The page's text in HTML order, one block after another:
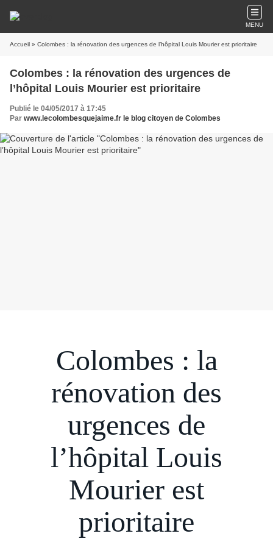
MENU
Accueil » Colombes : la rénovation des urgences de l’hôpital Louis Mourier est prioritaire
Colombes : la rénovation des urgences de
l’hôpital Louis Mourier est prioritaire
Publié le 04/05/2017 à 17:45
Par www.lecolombesquejaime.fr le blog citoyen de Colombes
Colombes : la
rénovation des
urgences de
l’hôpital Louis
Mourier est
prioritaire